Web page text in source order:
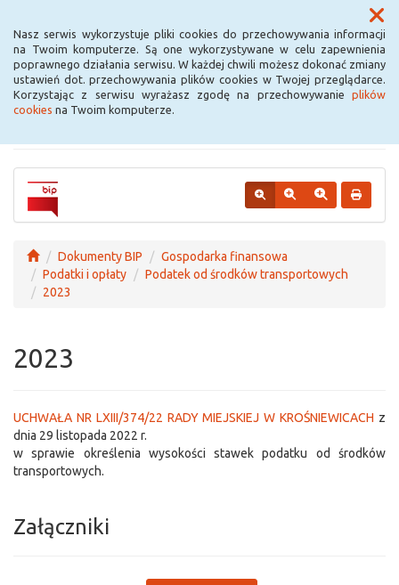
Nasz serwis wykorzystuje pliki cookies do przechowywania informacji
na Twoim komputerze. Są one wykorzystywane w celu zapewnienia
poprawnego działania serwisu. W każdej chwili możesz dokonać zmiany
ustawień dot. przechowywania plików cookies w Twojej przeglądarce.
Korzystając z serwisu wyrażasz zgodę na przechowywanie plików
cookies na Twoim komputerze.
Menu
Urząd Miejski w
Krośniewicach
Dokumenty BIP
Gospodarka finansowa
Podatki i opłaty
Podatek od środków transportowych
2023
2023
UCHWAŁA NR LXIII/374/22 RADY MIEJSKIEJ W KROŚNIEWICACH z
dnia 29 listopada 2022 r.
w sprawie określenia wysokości stawek podatku od środków
transportowych.
Załączniki